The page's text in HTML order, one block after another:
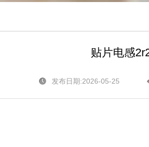
贴片电感
发布日期:2026-05-25